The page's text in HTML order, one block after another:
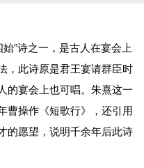
，嬉游。
乐之久。”
”诗之一，是古人在宴会上
，此诗原是君王宴请群臣时
的宴会上也可唱。朱熹这一
曹操作《短歌行》，还引用
的愿望，说明千余年后此诗